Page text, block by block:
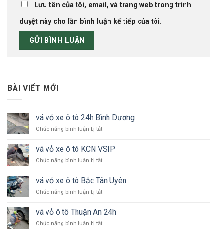
Lưu tên của tôi, email, và trang web trong trình
duyệt này cho lần bình luận kế tiếp của tôi.
BÀI VIẾT MỚI
vá vỏ xe ô tô 24h Bình Dương
Chức năng bình luận bị tắtở
vỏ
xe
ô
24h
Dương
vá vỏ xe ô tô KCN VSIP
Chức năng bình luận bị tắtở
vỏ
xe
ô
KCN
vá vỏ xe ô tô Bắc Tân Uyên
Chức năng bình luận bị tắtở
vỏ
xe
ô
vá vỏ ô tô Thuận An 24h
Chức năng bình luận bị tắtở